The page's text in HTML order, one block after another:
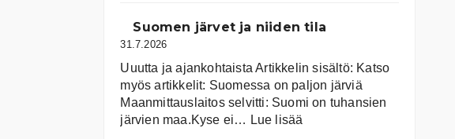
Suomen järvet ja niiden tila
31.7.2026
Uuutta ja ajankohtaista Artikkelin sisältö: Katso
myös artikkelit: Suomessa on pal­jon jär­viä
Maanmittauslaitos selvitti: Suomi on tuhansien
järvien maa.Kyse ei… Lue lisää